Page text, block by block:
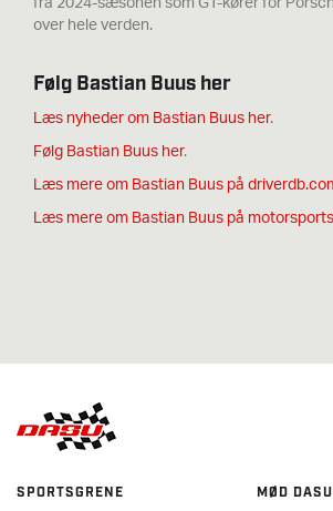
over hele verden.
Følg Bastian Buus her
Læs nyheder om Bastian Buus her.
Følg Bastian Buus her.
Læs mere om Bastian Buus på
Læs mere om Bastian Buus på
SPORTSGRENE MØD DASU